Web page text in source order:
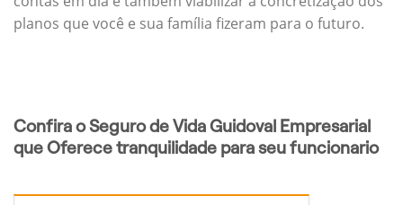
planos que você e sua família fizeram para o futuro.
Confira o Seguro de Vida Guidoval Empresarial
que Oferece tranquilidade para seu funcionario